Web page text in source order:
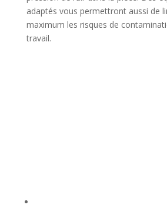
adaptés vous permettront aussi de
maximum les risques de
travail.